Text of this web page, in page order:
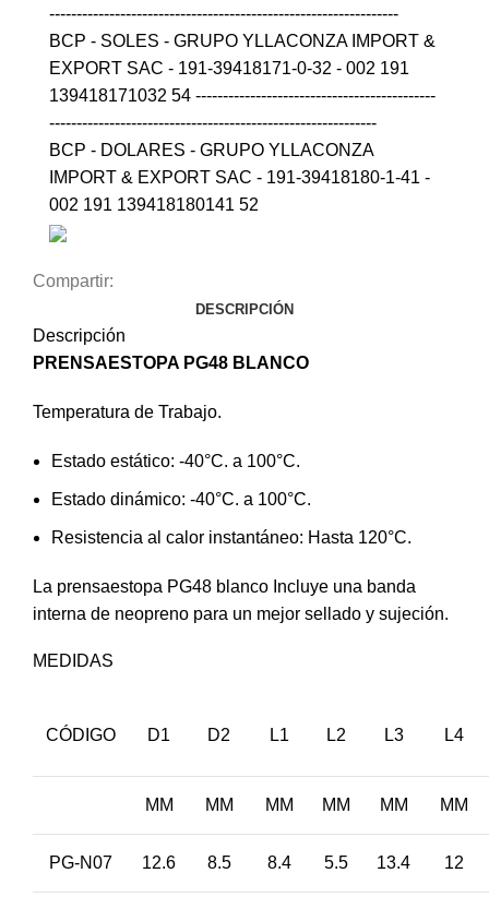
----------------------------------------------------------------
BCP - SOLES - GRUPO YLLACONZA IMPORT &
EXPORT SAC - 191-39418171-0-32 - 002 191
139418171032 54 --------------------------------------------
------------------------------------------------------------
BCP - DOLARES - GRUPO YLLACONZA
IMPORT & EXPORT SAC - 191-39418180-1-41 -
002 191 139418180141 52
Compartir:
DESCRIPCIÓN
Descripción
PRENSAESTOPA PG48 BLANCO
Temperatura de Trabajo.
Estado estático: -40°C. a 100°C.
Estado dinámico: -40°C. a 100°C.
Resistencia al calor instantáneo: Hasta 120°C.
La prensaestopa PG48 blanco Incluye una banda
interna de neopreno para un mejor sellado y sujeción.
MEDIDAS
CÓDIGO D1 D2 L1 L2 L3 L4
MM MM MM MM MM MM
PG-N07 12.6 8.5 8.4 5.5 13.4 12